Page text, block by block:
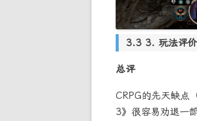
3. 玩法评价
总评
CRPG的先天缺点
3》很容易劝退一